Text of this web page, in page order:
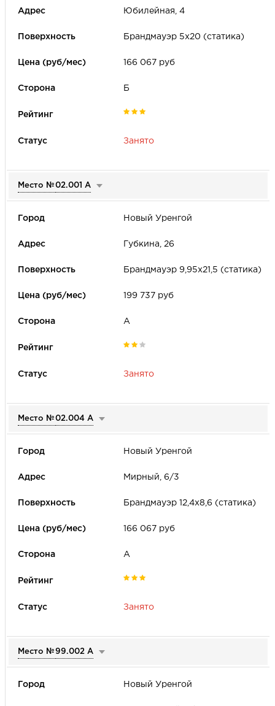
Юбилейная, 4
Брандмауэр 5х20 (статика)
166 067 руб
Б
Занято
Место №02.001 А
Новый Уренгой
Губкина, 26
Брандмауэр 9,95х21,5 (статика)
199 737 руб
А
Занято
Место №02.004 А
Новый Уренгой
Мирный, 6/3
Брандмауэр 12,4x8,6 (статика)
166 067 руб
А
Занято
Место №99.002 А
Новый Уренгой